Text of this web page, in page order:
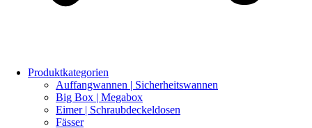
Produktkategorien
Auffangwannen | Sicherheitswannen
Big Box | Megabox
Eimer | Schraubdeckeldosen
Fässer